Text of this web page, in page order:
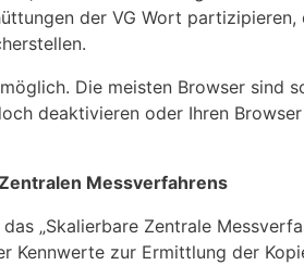
der VG Wort
Die meisten Browser sind
deaktivieren oder Ihren
Messverfahrens
„Skalierbare Zentrale
zur Ermittlung der